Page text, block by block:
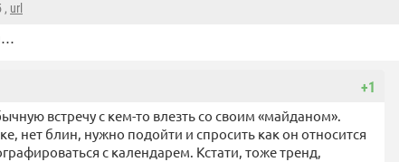
, url
+1
встречу с кем-то влезть со своим «майданом».
нет блин, нужно подойти и спросить как он относится
с календарем. Кстати, тоже тренд,